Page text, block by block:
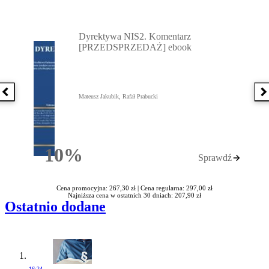
Poprzednia książka
10%Rabatu
Dyrektywa NIS2. Komentarz
[PRZEDSPRZEDAŻ] ebook
Mateusz Jakubik, Rafał Prabucki
Sprawdź
Cena promocyjna: 267,30 zł | Cena regularna: 297,00 zł
Najniższa cena w ostatnich 30 dniach: 207,90 zł
Ostatnio dodane